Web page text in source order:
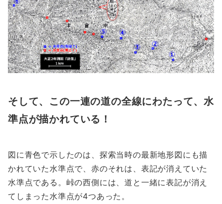
そして、この一連の道の全線にわたって、水
準点が描かれている！
図に青色で示したのは、探索当時の最新地形図にも描
かれていた水準点で、赤のそれは、表記が消えていた
水準点である。峠の西側には、道と一緒に表記が消え
てしまった水準点が4つあった。